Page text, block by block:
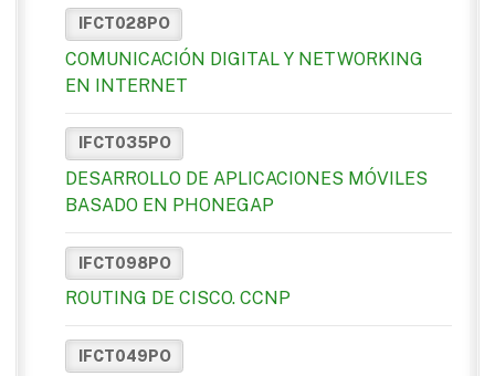
IFCT028PO
COMUNICACIÓN DIGITAL Y NETWORKING
EN INTERNET
IFCT035PO
DESARROLLO DE APLICACIONES MÓVILES
BASADO EN PHONEGAP
IFCT098PO
ROUTING DE CISCO. CCNP
IFCT049PO